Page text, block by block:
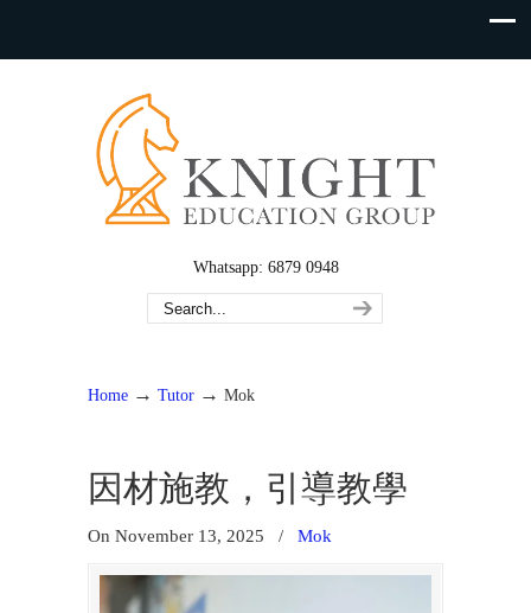
Whatsapp: 6879 0948
Home → Tutor → Mok
因材施教，引導教學
On November 13, 2025 / Mok